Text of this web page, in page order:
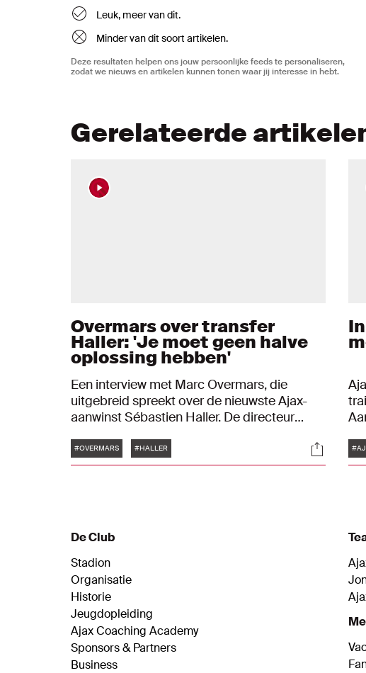
Leuk, meer van dit.
Minder van dit soort artikelen.
Deze resultaten helpen ons jouw persoonlijke feeds te personaliseren,
zodat we nieuws en artikelen kunnen tonen waar jij interesse in hebt.
Gerelateerde
Overmars over transfer
Haller: 'Je moet geen halve
oplossing hebben'
Een interview met Marc Overmars, die
uitgebreid spreekt over de nieuwste Ajax-
aanwinst Sébastien Haller. De directeur
situatie van Brian Brobbey.
Tags
#OVERMARS #HALLER Socials
De Club
Stadion
Organisatie
Historie
Jeugdopleiding
Ajax Coaching Academy
Sponsors & Partners
Business